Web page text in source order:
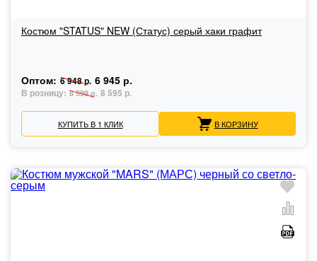
Костюм "STATUS" NEW (Статус) серый хаки графит
Оптом: 6 948 р. 6 945 р.
В розницу: 8 599 р. 8 595 р.
КУПИТЬ В 1 КЛИК В КОРЗИНУ